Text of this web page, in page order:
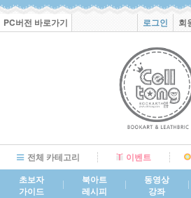
PC버전 바로가기 로그인 회
전체 카테고리 이벤트
초보자
가이드
북아트
레시피
동영상
강좌